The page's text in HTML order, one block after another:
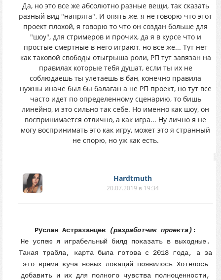
Да, но это все же абсолютно разные вещи, так сказать
разный вид "напряга". И опять же, я не говорю что этот
проект плохой, я говорю то что он создан больше для
"шоу", для стримеров и прочих, да я в курсе что и
простые смертные в него играют, но все же... Тут нет
как таковой свободы отыгрыша роли, РП тут завязан на
правилах которые тебя душат, если ты их не
соблюдаешь ты улетаешь в бан, конечно правила
нужны иначе был бы балаган а не РП проект, но тут все
часто идет по определенному сценарию, то бишь
линейно, и это сильно так себе. Но именно как шоу, он
воспринимается отлично, а как игра... Ну лично я не
могу воспринимать это как игру, может это я странный
не спорю, но уж как есть.
Hardtmuth
20.07.2019 в 19:34
Руслан Астраханцев (разработчик проекта) :
Не успею я играбельный билд показать в выходные.
Такая трабла, карта была готова с 2018 года, а за
это время куча новых локаций появилось Хотелось
добавить и их для полного чувства полноценности,